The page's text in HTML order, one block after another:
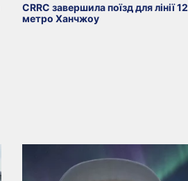
CRRC завершила поїзд для лінії 12
метро Ханчжоу